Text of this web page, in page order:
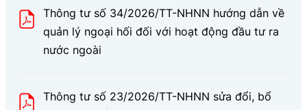
Thông tư số 34/2026/TT-NHNN hướng dẫn về
quản lý ngoại hối đối với hoạt động đầu tư ra
nước ngoài
Thông tư số 23/2026/TT-NHNN sửa đổi, bổ